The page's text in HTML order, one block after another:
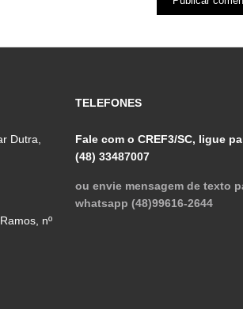
Dutra,
nº
TELEFONES
Fale com o CREF3/SC, ligue
(48) 33487007
ou envie mensagem de texto
whatsapp (48)99616-2644